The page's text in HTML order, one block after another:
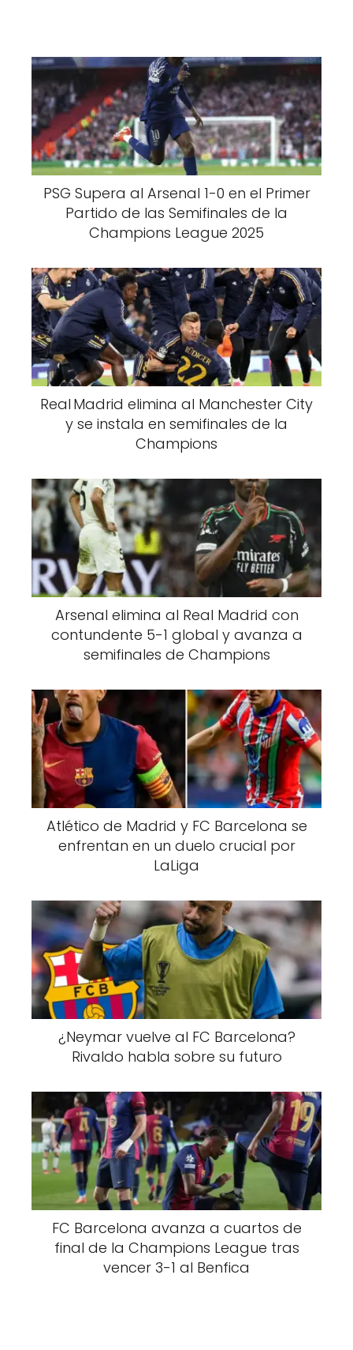
PSG Supera al Arsenal 1-0 en el Primer
Partido de las Semifinales de la
Champions League 2025
Real Madrid elimina al Manchester City
y se instala en semifinales de la
Champions
Arsenal elimina al Real Madrid con
contundente 5-1 global y avanza a
semifinales de Champions
Atlético de Madrid y FC Barcelona se
enfrentan en un duelo crucial por
LaLiga
¿Neymar vuelve al FC Barcelona?
Rivaldo habla sobre su futuro
FC Barcelona avanza a cuartos de
final de la Champions League tras
vencer 3-1 al Benfica